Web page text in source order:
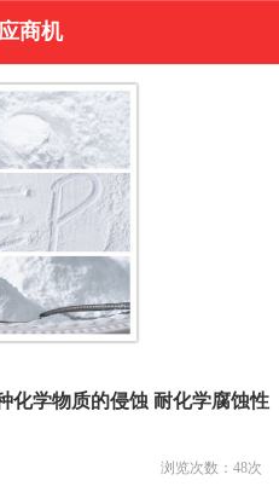
商机
化学物质的侵蚀 耐化学腐蚀性
浏览次数： 48次